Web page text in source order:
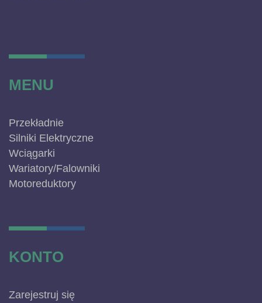
MENU
Przekładnie
Silniki Elektryczne
Wciągarki
Wariatory/Falowniki
Motoreduktory
KONTO
Zarejestruj się